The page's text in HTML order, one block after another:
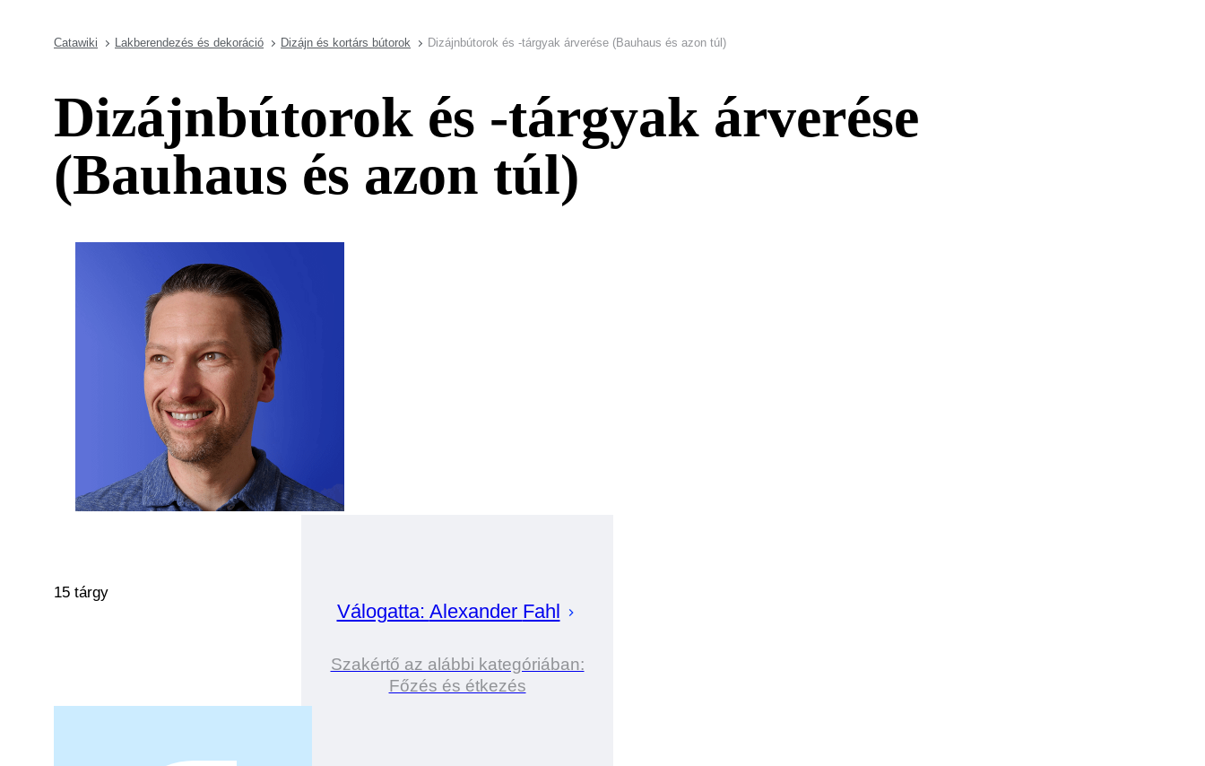
Catawiki Lakberendezés és dekoráció Dizájn és kortárs bútorok Dizájnbútorok és -tárgyak árverése (Bauhaus és azon túl)
Dizájnbútorok és -tárgyak árverése
(Bauhaus és azon túl)
Válogatta: Alexander Fahl
Szakértő az alábbi kategóriában:
Főzés és étkezés
15 tárgy